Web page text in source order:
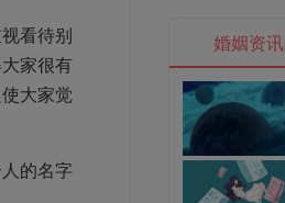
看待别
家很有
大家觉
的名字
婚姻资讯